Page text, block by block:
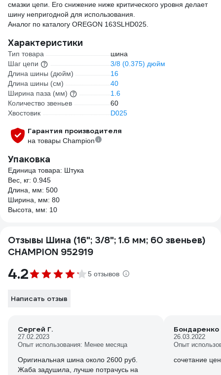
смазки цепи. Его снижение ниже критического уровня делает
шину непригодной для использования.
Аналог по каталогу OREGON 163SLHD025.
Характеристики
Тип товара
шина
Шаг цепи
3/8 (0.375) дюйм
Длина шины (дюйм)
16
Длина шины (см)
40
Ширина паза (мм)
1.6
Количество звеньев
60
Хвостовик
D025
Гарантия производителя
на товары Champion
Упаковка
Единица товара: Штука
Вес, кг: 0.945
Длина, мм: 500
Ширина, мм: 80
Высота, мм: 10
Отзывы Шина (16"; 3/8"; 1.6 мм; 60 звеньев)
CHAMPION 952919
4.2 5 отзывов
Написать отзыв
Сергей Г.
27.02.2023
Опыт использования: Менее месяца
Оригинальная шина около 2600 руб.
Жаба задушила, лучше потрачусь на
26.03.2022
Опыт
сочетание